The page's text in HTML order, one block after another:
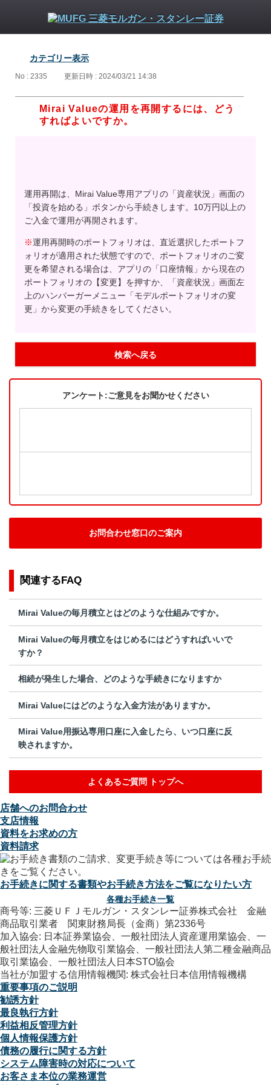
カテゴリー表示
No : 2335 更新日時 : 2024/03/21 14:38
Mirai Valueの運用を再開するには、どう
すればよいですか。
運用再開は、Mirai Value専用アプリの「資産状況」画面の
「投資を始める」ボタンから手続きします。10万円以上の
ご入金で運用が再開されます。
※運用再開時のポートフォリオは、直近選択したポートフ
ォリオが適用された状態ですので、ポートフォリオのご変
更を希望される場合は、アプリの「口座情報」から現在の
ポートフォリオの【変更】を押すか、「資産状況」画面左
上のハンバーガーメニュー「モデルポートフォリオの変
更」から変更の手続きをしてください。
検索へ戻る
アンケート:ご意見をお聞かせください
お問合わせ窓口のご案内
関連するFAQ
Mirai Valueの毎月積立とはどのような仕組みですか。
Mirai Valueの毎月積立をはじめるにはどうすればいいで
すか？
相続が発生した場合、どのような手続きになりますか
Mirai Valueにはどのような入金方法がありますか。
Mirai Value用振込専用口座に入金したら、いつ口座に反
映されますか。
よくあるご質問 トップへ
店舗へのお問合わせ
支店情報
資料をお求めの方
資料請求
お手続きに関する書類やお手続き方法をご覧になりたい方
各種お手続き一覧
商号等: 三菱ＵＦＪモルガン・スタンレー証券株式会社 金融
商品取引業者 関東財務局長（金商）第2336号
加入協会: 日本証券業協会、一般社団法人資産運用業協会、一
般社団法人金融先物取引業協会、一般社団法人第二種金融商品
取引業協会、一般社団法人日本STO協会
当社が加盟する信用情報機関: 株式会社日本信用情報機構
重要事項のご説明
勧誘方針
最良執行方針
利益相反管理方針
個人情報保護方針
債務の履行に関する方針
システム障害時の対応について
お客さま本位の業務運営